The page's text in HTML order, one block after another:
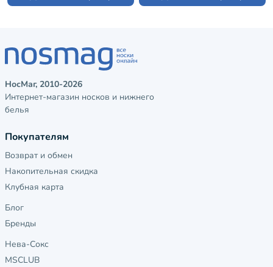
НосМаг, 2010-2026
Интернет-магазин носков и нижнего
белья
Покупателям
Возврат и обмен
Накопительная скидка
Клубная карта
Блог
Бренды
Нева-Сокс
MSCLUB